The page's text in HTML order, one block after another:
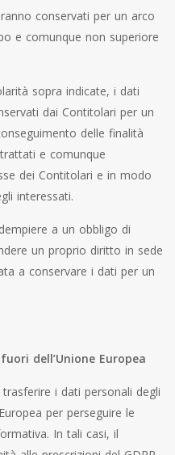
conservati per un arco
e comunque non superiore
sopra indicate, i dati
dai Contitolari per un
delle finalità
e comunque
dei Contitolari e in modo
interessati.
a un obbligo di
un proprio diritto in sede
a conservare i dati per un
dell’Unione Europea
i dati personali degli
per perseguire le
In tali casi, il